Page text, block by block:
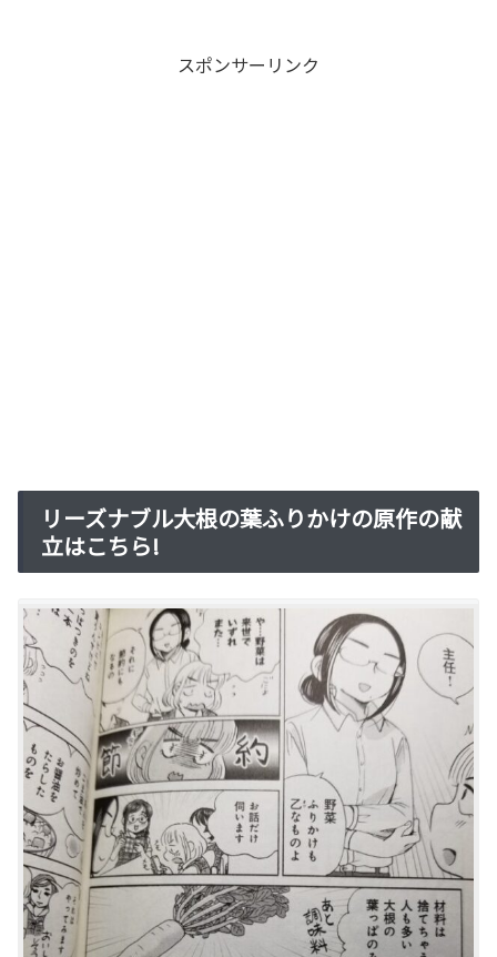
スポンサーリンク
リーズナブル大根の葉ふりかけの原作の献
立はこちら!